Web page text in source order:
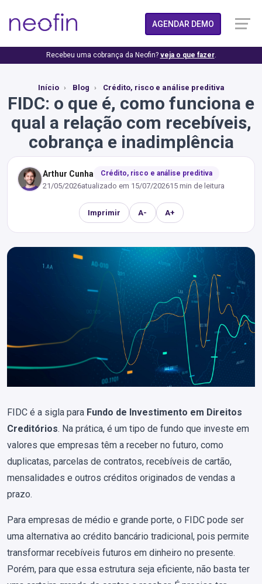
AGENDAR DEMO
Recebeu uma cobrança da Neofin? veja o que fazer.
Início Blog Crédito, risco e análise preditiva
FIDC: o que é, como funciona e
qual a relação com recebíveis,
cobrança e inadimplência
Arthur Cunha Crédito, risco e análise preditiva
21/05/2026atualizado em 15/07/202615 min de leitura
Imprimir A- A+
FIDC é a sigla para Fundo de Investimento em Direitos
Creditórios. Na prática, é um tipo de fundo que investe em
valores que empresas têm a receber no futuro, como
duplicatas, parcelas de contratos, recebíveis de cartão,
mensalidades e outros créditos originados de vendas a
prazo.
Para empresas de médio e grande porte, o FIDC pode ser
uma alternativa ao crédito bancário tradicional, pois permite
transformar recebíveis futuros em dinheiro no presente.
Porém, para que essa estrutura seja eficiente, não basta ter